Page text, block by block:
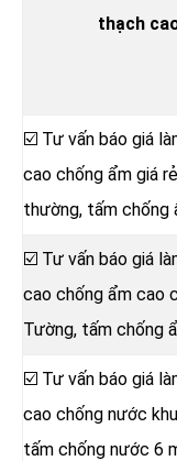
thạch
☑️ Tư vấn báo giá
cao chống ẩm giá
thường, tấm chống
☑️ Tư vấn báo giá
cao chống ẩm cao
Tường, tấm chống
☑️ Tư vấn báo giá
cao chống nước
tấm chống nước 6